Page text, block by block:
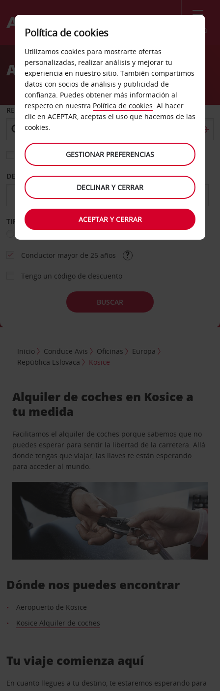
Menú
Welcome
AvisAlquiler de coches Kosice
RECOGER EN
Elegir otra oficina de devolución
DESDE HASTA
TIPO DE ALQUILER
Conductor mayor de 25 años
Tengo un código de descuento
BUSCAR
Inicio Conduce Avis Oficinas
Europa
República Eslovaca
Kosice
Alquiler de coches en Kosice a
tu medida
Facilitamos el alquiler de coches porque sabemos que no
puedes esperar para sentir la libertad de la carretera. Allá
donde tengas que viajar, las llaves te están esperando
para acceder al mundo.
Dónde nos puedes encontrar
Aeropuerto de Kosice
Kosice Alquiler de coches
Tu viaje comienza aquí
En cuanto llegues a tu destino, te estaremos esperando para
Política de cookies
Utilizamos cookies para mostrarte ofertas
personalizadas, realizar análisis y mejorar tu
experiencia en nuestro sitio. También compartimos
datos con socios de análisis y publicidad de
confianza. Puedes obtener más información al
respecto en nuestra Política de cookies. Al hacer
clic en ACEPTAR, aceptas el uso que hacemos de las
cookies.
GESTIONAR PREFERENCIAS
DECLINAR Y CERRAR
ACEPTAR Y CERRAR